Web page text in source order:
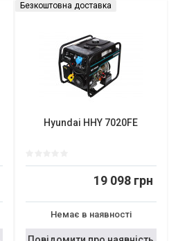
Безкоштовна доставка
Hyundai HHY 7020FE
19 098 грн
Немає в наявності